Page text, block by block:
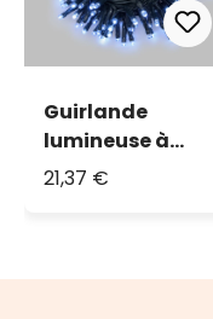
Guirlande
lumineuse à
piles, 500 led
21,37 €